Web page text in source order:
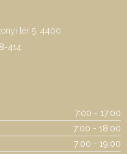
tér 5. 4400
414
7:00 - 17:00
7:00 - 18:00
7:00 - 19:00